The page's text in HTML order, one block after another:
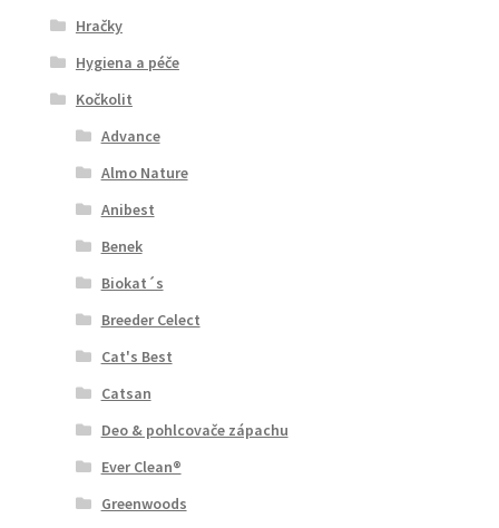
Hračky
Hygiena a péče
Kočkolit
Advance
Almo Nature
Anibest
Benek
Biokat´s
Breeder Celect
Cat's Best
Catsan
Deo & pohlcovače zápachu
Ever Clean®
Greenwoods